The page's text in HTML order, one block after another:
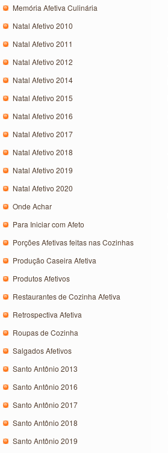
Memória Afetiva Culinária
Natal Afetivo 2010
Natal Afetivo 2011
Natal Afetivo 2012
Natal Afetivo 2014
Natal Afetivo 2015
Natal Afetivo 2016
Natal Afetivo 2017
Natal Afetivo 2018
Natal Afetivo 2019
Natal Afetivo 2020
Onde Achar
Para Iniciar com Afeto
Porções Afetivas feitas nas Cozinhas
Produção Caseira Afetiva
Produtos Afetivos
Restaurantes de Cozinha Afetiva
Retrospectiva Afetiva
Roupas de Cozinha
Salgados Afetivos
Santo Antônio 2013
Santo Antônio 2016
Santo Antônio 2017
Santo Antônio 2018
Santo Antônio 2019